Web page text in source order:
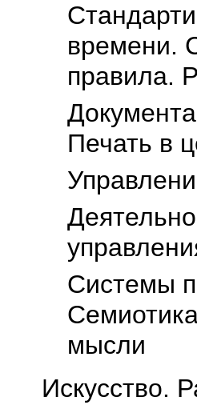
времени.
правила.
Печать в
Системы
мысли
Искусство.